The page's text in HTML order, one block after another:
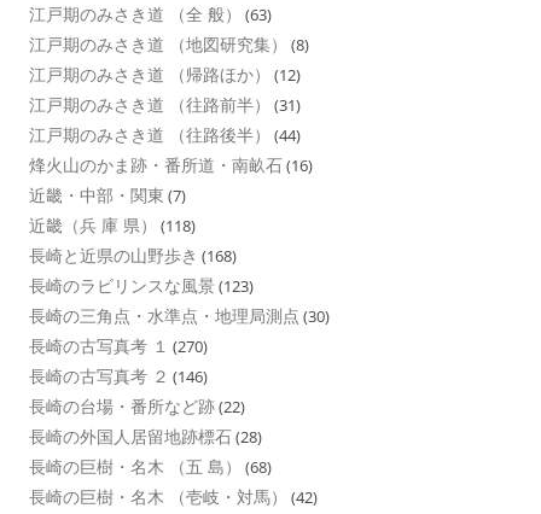
江戸期のみさき道 （全 般） (63)
江戸期のみさき道 （地図研究集） (8)
江戸期のみさき道 （帰路ほか） (12)
江戸期のみさき道 （往路前半） (31)
江戸期のみさき道 （往路後半） (44)
烽火山のかま跡・番所道・南畝石(16)
近畿・中部・関東 (7)
近畿（兵 庫 県） (118)
長崎と近県の山野歩き (168)
長崎のラビリンスな風景 (123)
長崎の三角点・水準点・地理局測点 (30)
長崎の古写真考 １ (270)
長崎の古写真考 ２ (146)
長崎の台場・番所など跡(22)
長崎の外国人居留地跡標石(28)
長崎の巨樹・名木 （五 島） (68)
長崎の巨樹・名木 （壱岐・対馬） (42)